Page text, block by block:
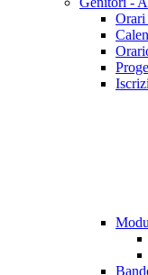
Orari